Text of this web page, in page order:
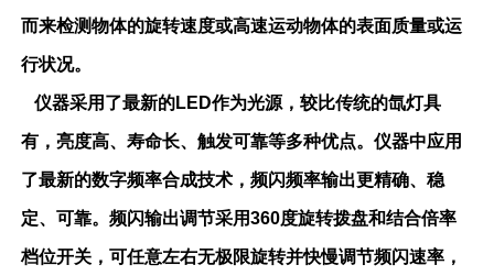
而来检测物体的旋转速度或高速运动物体的表面质量或运
行状况。
仪器采用了最新的LED作为光源，较比传统的氙灯具
有，亮度高、寿命长、触发可靠等多种优点。仪器中应用
了最新的数字频率合成技术，频闪频率输出更精确、稳
定、可靠。频闪输出调节采用360度旋转拨盘和结合倍率
档位开关，可任意左右无极限旋转并快慢调节频闪速率，